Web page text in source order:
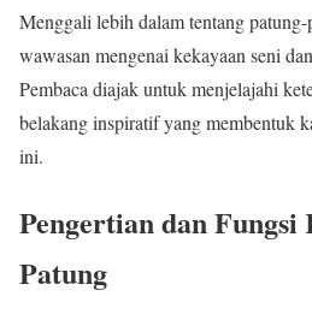
Menggali lebih dalam tentang
wawasan mengenai kekayaan seni
Pembaca diajak untuk menjelajahi
belakang inspiratif yang membentuk
ini.
Pengertian dan Fungsi
Patung